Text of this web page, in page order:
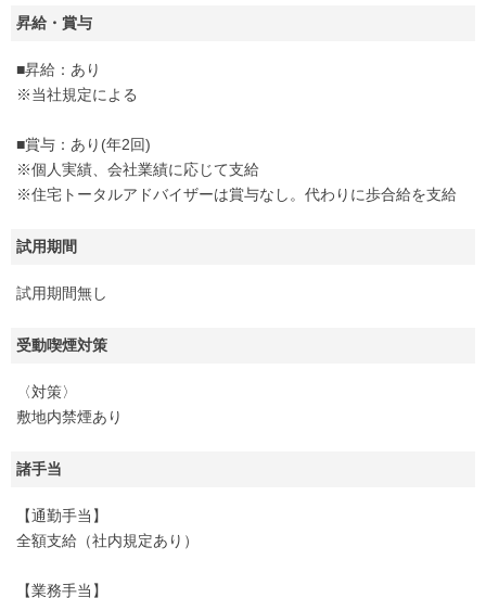
昇給・賞与
■昇給：あり
※当社規定による
■賞与：あり(年2回)
※個人実績、会社業績に応じて支給
※住宅トータルアドバイザーは賞与なし。代わりに歩合給を支給
試用期間
試用期間無し
受動喫煙対策
〈対策〉
敷地内禁煙あり
諸手当
【通勤手当】
全額支給（社内規定あり）
【業務手当】